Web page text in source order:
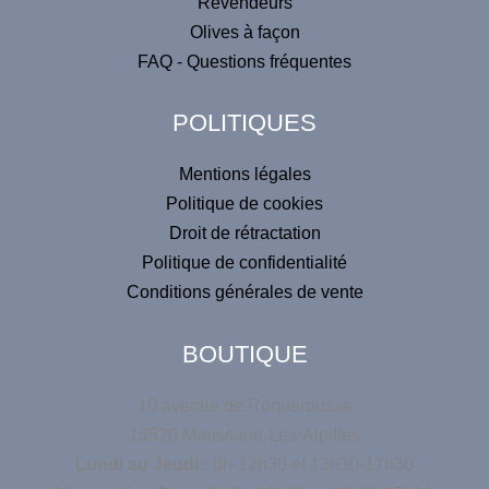
Olives à façon
FAQ - Questions fréquentes
POLITIQUES
Mentions légales
Politique de cookies
Droit de rétractation
Politique de confidentialité
Conditions générales de vente
BOUTIQUE
10 avenue de Roquerousse
13520 Maussane-Les-Alpilles
Lundi au Jeudi : 8h-12h30 et 13h30-17h30